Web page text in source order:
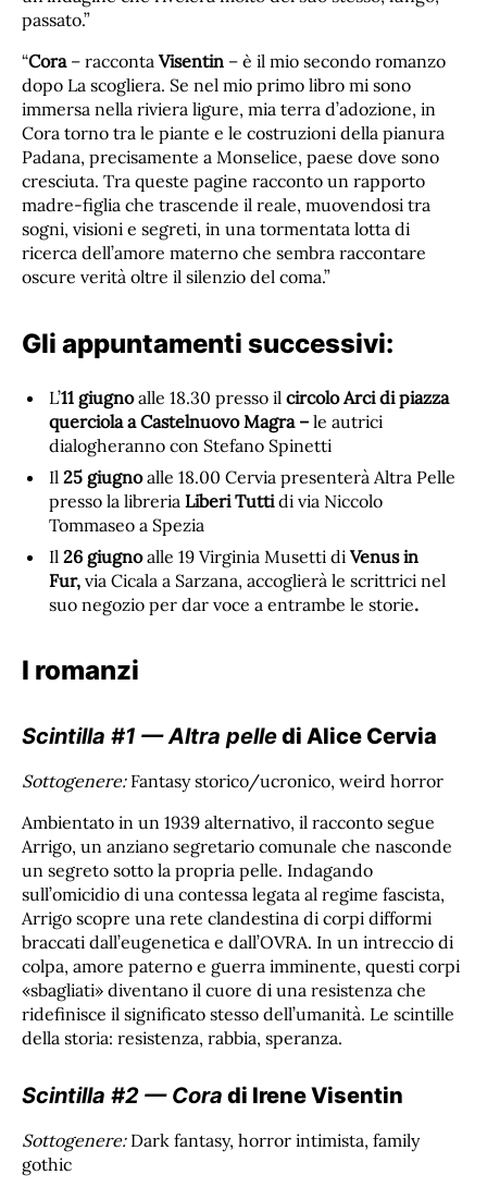
passato.”
“Cora – racconta Visentin – è il mio secondo romanzo
dopo La scogliera. Se nel mio primo libro mi sono
immersa nella riviera ligure, mia terra d’adozione, in
Cora torno tra le piante e le costruzioni della pianura
Padana, precisamente a Monselice, paese dove sono
cresciuta. Tra queste pagine racconto un rapporto
madre-figlia che trascende il reale, muovendosi tra
sogni, visioni e segreti, in una tormentata lotta di
ricerca dell’amore materno che sembra raccontare
oscure verità oltre il silenzio del coma.”
Gli appuntamenti successivi:
L’11 giugnoalle 18.30 presso il circolo Arci di piazza
querciola a Castelnuovo Magra – le autrici
dialogheranno con Stefano Spinetti
Il 25 giugnoalle 18.00 Cervia presenterà Altra Pelle
presso la libreria Liberi Tuttidi via Niccolo
Tommaseo a Spezia
Il 26 giugnoalle 19 Virginia Musetti di Venus in
Fur, via Cicala a Sarzana, accoglierà le scrittrici nel
suo negozio per dar voce a entrambe le storie.
I romanzi
Scintilla #1 — Altra pelledi Alice Cervia
Sottogenere: Fantasy storico/ucronico, weird horror
Ambientato in un 1939 alternativo, il racconto segue
Arrigo, un anziano segretario comunale che nasconde
un segreto sotto la propria pelle. Indagando
sull’omicidio di una contessa legata al regime fascista,
Arrigo scopre una rete clandestina di corpi difformi
braccati dall’eugenetica e dall’OVRA. In un intreccio di
colpa, amore paterno e guerra imminente, questi corpi
«sbagliati» diventano il cuore di una resistenza che
ridefinisce il significato stesso dell’umanità. Le scintille
della storia: resistenza, rabbia, speranza.
Scintilla #2 — Cora di Irene Visentin
Sottogenere: Dark fantasy, horror intimista, family
gothic